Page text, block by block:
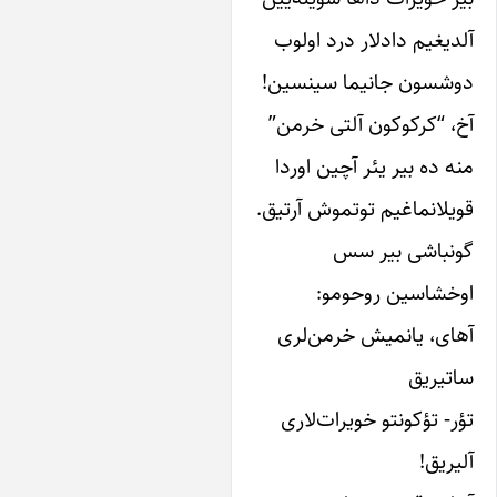
دادلار درد اولوب
جانیما سینسین!
آلتی خرمن”
بیر یئر آچین اوردا
توتموش آرتیق.
بیر سس
روحومو:
یانمیش خرمن‌لری
خویرات‌لاری